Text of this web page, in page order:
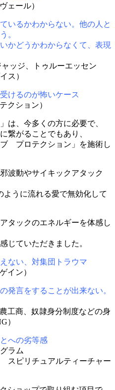
ェール）
いるかわからない。他の人と
。
かどうかわからなくて、表現
ッジ、トゥルーエッセン
ス）
けるのが怖いケース
ション）
、今多くの方に必要で、
繋がることでもあり、
プロテクション」を施術し
波動やサイキックアタック
ように流れる愛で無効化して
タックのエネルギーを体感し
じていただきました。
ない、対集団トラウマ
イン）
発言をすることが出来ない。
工商、奴隷身分制度などの身
）
への劣等感
ラム
スピリチュアルティーチャー